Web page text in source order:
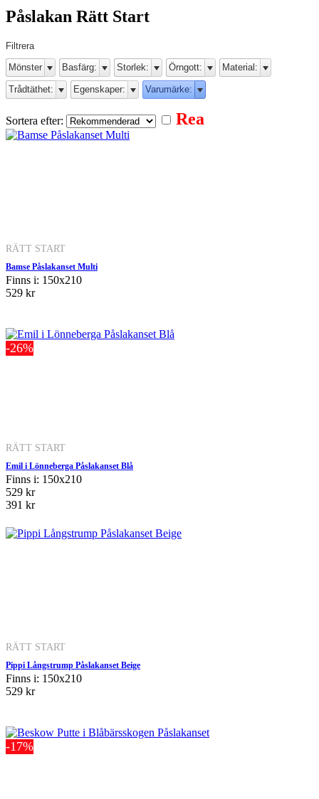
Påslakan Rätt Start
Filtrera
Mönster
Basfärg: Storlek: Örngott: Material:
Trådtäthet: Egenskaper: Varumärke:
Sortera efter: Rea
RÄTT START
Bamse Påslakanset Multi
Finns i: 150x210
529 kr
-26%
RÄTT START
Emil i Lönneberga Påslakanset Blå
Finns i: 150x210
529 kr
391 kr
RÄTT START
Pippi Långstrump Påslakanset Beige
Finns i: 150x210
529 kr
-17%